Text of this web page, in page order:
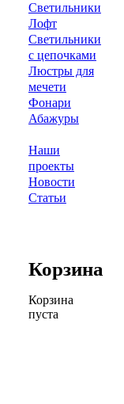
Светильники
Лофт
Светильники
с цепочками
Люстры для
мечети
Фонари
Абажуры
Наши
проекты
Новости
Статьи
Корзина
Корзина
пуста